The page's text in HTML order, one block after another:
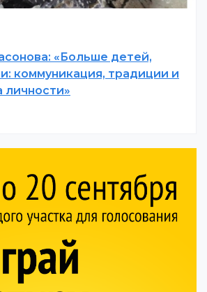
«Больше детей,
коммуникация, традиции и
личности»